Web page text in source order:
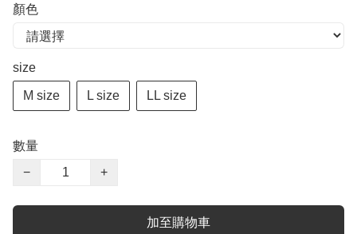
顏色
size
M size L size LL size
數量
−
+
加至購物車